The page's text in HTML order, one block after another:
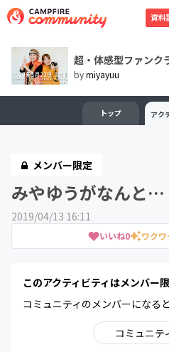
資料
超・体感型ファンク
bymiyayuu
トップ アク
メンバー限定
みやゆうがなんと…
2019/04/13 16:11
いいね0 ワクワ
このアクティビティはメンバー
コミュニティのメンバーになる
コミュニテ